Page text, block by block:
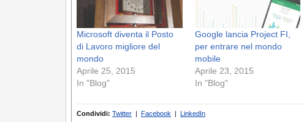
Microsoft diventa il Posto
di Lavoro migliore del
mondo
Aprile 25, 2015
In "Blog"
Google lancia Project FI,
per entrare nel mondo
mobile
Aprile 23, 2015
In "Blog"
Condividi: Twitter | Facebook | LinkedIn